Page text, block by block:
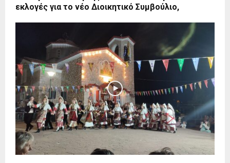
εκλογές για το νέο Διοικητικό Συμβούλιο,